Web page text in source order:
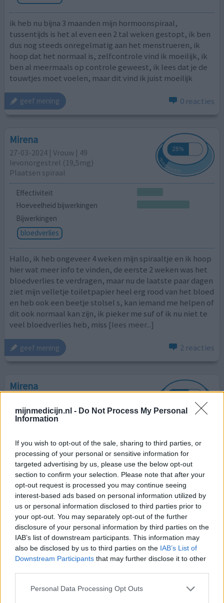
mijnmedicijn.nl - Do Not Process My Personal
Information
If you wish to opt-out of the sale, sharing to third parties, or
processing of your personal or sensitive information for
targeted advertising by us, please use the below opt-out
section to confirm your selection. Please note that after your
opt-out request is processed you may continue seeing
interest-based ads based on personal information utilized by
us or personal information disclosed to third parties prior to
your opt-out. You may separately opt-out of the further
disclosure of your personal information by third parties on the
IAB’s list of downstream participants. This information may
also be disclosed by us to third parties on the IAB’s List of
Downstream Participants that may further disclose it to other
Personal Data Processing Opt Outs
ik heb nu bijna 3 maanden mijn hormoonspiraal,
tussentijds is het al even een 2 tal weken gestopt, ik ben
dus nog steeds onregelmatig aan het menstrueren, ik
hoop dat het normaal is, zelfcontrole vind ik moeilijk, ik
ben al meermaals op controle geweest, ik lees dat je de
touwtjes moet voelen, maar dit vind ik juist moeilijk
geef mening 0 reacties
Mirena
27-03-2024 | Vrouw | 49
levonorgestrel (19,5mg)
Plaatsen spiraal
Effectiviteit
Hoeveelheid bijwerkingen
Bijwerkingen
bloedverlies
Hallo, ik heb ongeveer 4 weken mijn spiraaltje en ik hoop
hier wat meer info te vinden, de eerste 2 weken was het
bloedverlies te verdragen, maar nu de laatste paar dagen
ziet mijn velletje toiletpapier heel erg rood van het bloed
en heb ook een beetje stolsel s, kan iemand me helpen of
dit ook normaal kan zijn, ik pieker me suf of ik nu niet te
veel bloedverlies heb, miss [lees meer...]
geef mening 2 reacties
Mirena
levonorgestrel (52mg)
Plaatsen spiraal
Effectiviteit
Hoeveelheid bijwerkingen
voor het plaatsen van de Mirena spiraal werd ik elke 3
weken hevig ongesteld. ik bloede 3x meer dan
gemiddeld. niks hielp en bij elke ongesteld heid waren er
meerdere ongelukjes. na het plaatsen van de spiraal werd
het eindelijk minder. na 3 maanden stoptw het helemaal.
heel af en toe heb ik een beetje roze afscheiding en ik
ben in de afgelopen 4 jaar dat ik het spiraaltje[lees
meer...]
geef mening 0 reacties